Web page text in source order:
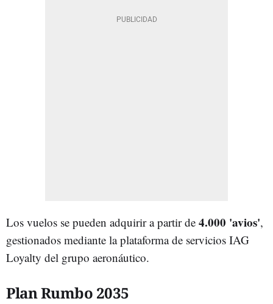
Los vuelos se pueden adquirir a partir de 4.000 'avios',
gestionados mediante la plataforma de servicios IAG
Loyalty del grupo aeronáutico.
Plan Rumbo 2035